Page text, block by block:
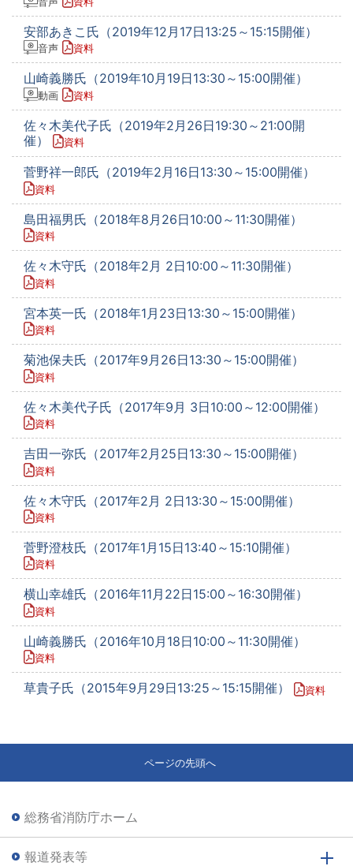
安部あきこ氏（2019年12月17日13:25～15:15開催）
音声 資料
山崎義勝氏（2019年10月19日13:30～15:00開催）
動画 資料
佐々木美代子氏（2019年2月26日19:30～21:00開
催）
資料
菅野祥一郎氏（2019年2月16日13:30～15:00開催）
資料
島田福男氏（2018年8月26日10:00～11:30開催）
資料
佐々木守氏（2018年2月 2日10:00～11:30開催）
資料
宮本英一氏（2018年1月23日13:30～15:00開催）
資料
菊池保夫氏（2017年9月26日13:30～15:00開催）
資料
佐々木美代子氏（2017年9月 3日10:00～12:00開催）
資料
吉田一弥氏（2017年2月25日13:30～15:00開催）
資料
佐々木守氏（2017年2月 2日13:30～15:00開催）
資料
菅野澄枝氏（2017年1月15日13:40～15:10開催）
資料
横山幸雄氏（2016年11月22日15:00～16:30開催）
資料
山崎義勝氏（2016年10月18日10:00～11:30開催）
資料
草貴子氏（2015年9月29日13:25～15:15開催） 資料
ページの先頭へ
総務省消防庁ホーム
報道発表等